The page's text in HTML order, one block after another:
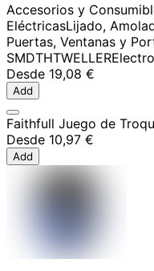
Accesorios y
EléctricasLijado,
Puertas, Ventanas y
SMDTHTWELLER
Desde 19,08 €
Add
Faithfull Juego de
Desde 10,97 €
Add